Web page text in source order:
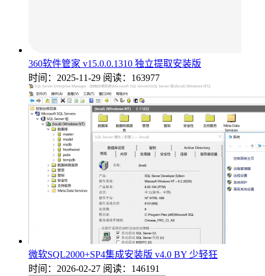
360软件管家 v15.0.0.1310 独立提取安装版
时间：2025-11-29 阅读：163977
微软SQL2000+SP4集成安装版 v4.0 BY 少轻狂
时间：2026-02-27 阅读：146191